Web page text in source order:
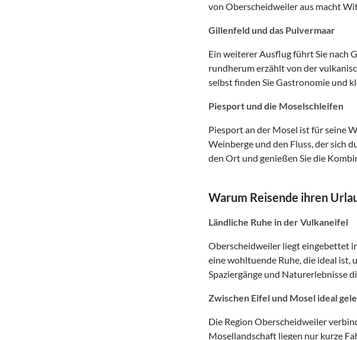
von Oberscheidweiler aus macht
Gillenfeld und das Pulvermaar
Ein weiterer Ausflug führt Sie nach
rundherum erzählt von der
selbst finden Sie Gastronomie und
Piesport und die Moselschleifen
Piesport an der Mosel ist für seine
Weinberge und den Fluss, der sich
den Ort und genießen Sie die
Warum Reisende ihren
Ländliche Ruhe in der Vulkaneifel
Oberscheidweiler liegt eingebettet
eine wohltuende Ruhe, die ideal ist,
Spaziergänge und Naturerlebnisse
Zwischen Eifel und Mosel ideal
Die Region Oberscheidweiler
Mosellandschaft liegen nur kurze